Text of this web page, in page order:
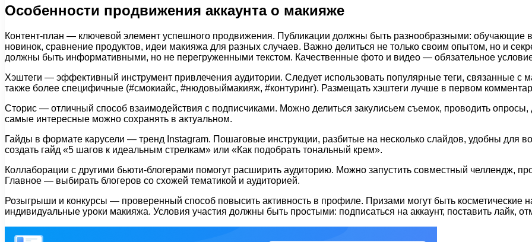
Особенности продвижения аккаунта о макияже
Контент-план — ключевой элемент успешного продвижения. Публикации должны быть разнообразными: обучающие
новинок, сравнение продуктов, идеи макияжа для разных случаев. Важно делиться не только своим опытом, но и
должны быть информативными, но не перегруженными текстом. Качественные фото и видео — обязательное
Хэштеги — эффективный инструмент привлечения аудитории. Следует использовать популярные теги, связанные с
также более специфичные (#смокиайс, #нюдовыймакияж, #контуринг). Размещать хэштеги лучше в первом
Сторис — отличный способ взаимодействия с подписчиками. Можно делиться закулисьем съемок, проводить опросы,
самые интересные можно сохранять в актуальном.
Гайды в формате карусели — тренд Instagram. Пошаговые инструкции, разбитые на несколько слайдов, удобны для
создать гайд «5 шагов к идеальным стрелкам» или «Как подобрать тональный крем».
Коллаборации с другими бьюти-блогерами помогут расширить аудиторию. Можно запустить совместный челлендж,
Главное — выбирать блогеров со схожей тематикой и аудиторией.
Розыгрыши и конкурсы — проверенный способ повысить активность в профиле. Призами могут быть косметические
индивидуальные уроки макияжа. Условия участия должны быть простыми: подписаться на аккаунт, поставить лайк,